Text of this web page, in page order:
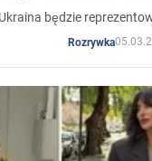
Ukraina będzie
Rozrywka